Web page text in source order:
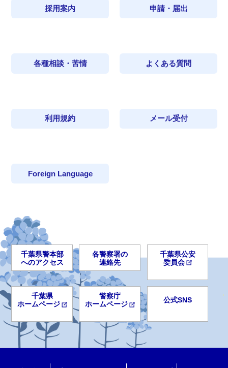
採用案内 申請・届出
各種相談・苦情 よくある質問
利用規約 メール受付
Foreign Language
千葉県警本部
へのアクセス
各警察署の
連絡先
千葉県公安
委員会
千葉県
ホームページ
警察庁
ホームページ
公式SNS